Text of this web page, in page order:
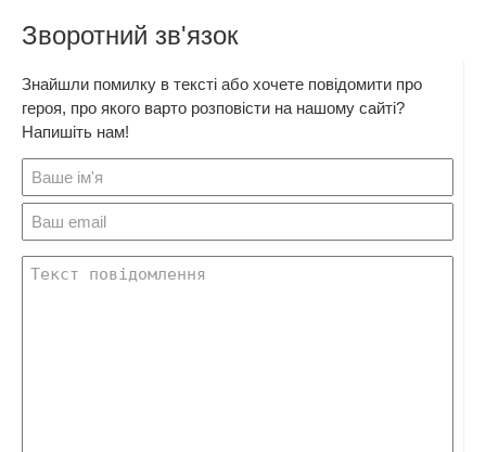
Зворотний зв'язок
Знайшли помилку в тексті або хочете повідомити про
героя, про якого варто розповісти на нашому сайті?
Напишіть нам!